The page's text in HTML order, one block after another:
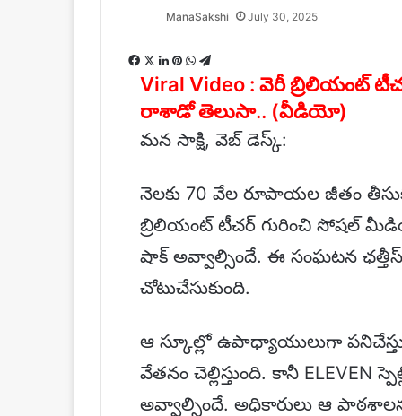
ManaSakshiSendJuly 30, 2025
Facebook
X LinkedIn
Pinterest
WhatsApp
Telegram
Viral Video : వెరీ బ్రిలియంట్
రాశాడో తెలుసా.. (వీడియో)
మన సాక్షి, వెబ్ డెస్క్:
నెలకు 70 వేల రూపాయల జీతం
బ్రిలియంట్ టీచర్ గురించి సోషల్
షాక్ అవ్వాల్సిందే. ఈ సంఘటన
చోటుచేసుకుంది.
ఆ స్కూల్లో ఉపాధ్యాయులుగా
వేతనం చెల్లిస్తుంది. కానీ ELEVEN
అవ్వాల్సిందే. అధికారులు ఆ